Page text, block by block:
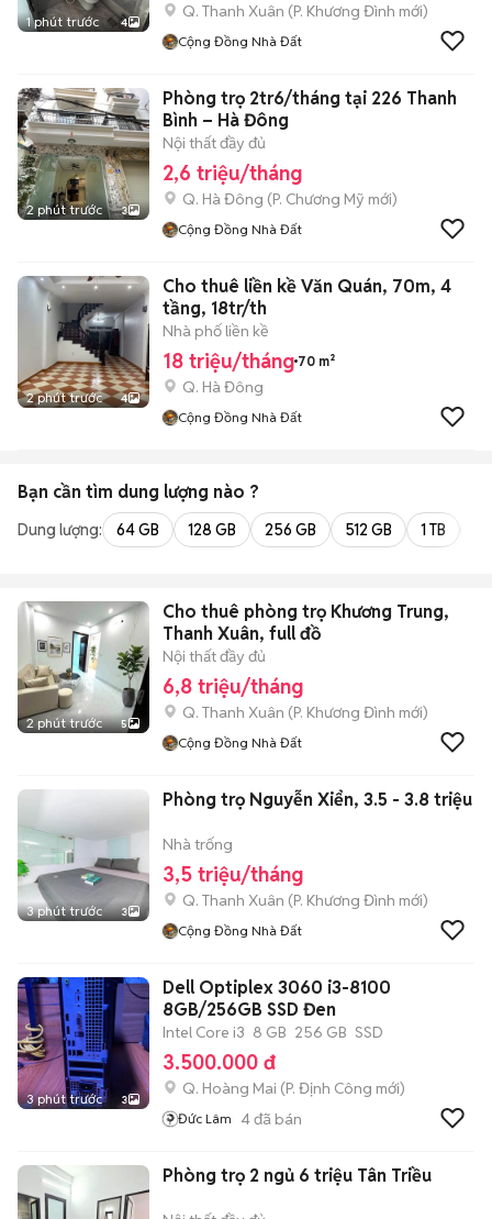
1 phút trước 4
Q. Thanh Xuân (P. Khương Đình mới)
Cộng Đồng Nhà Đất
2 phút trước 3
Phòng trọ 2tr6/tháng tại 226 Thanh
Bình – Hà Đông
Nội thất đầy đủ
2,6 triệu/tháng
Q. Hà Đông (P. Chương Mỹ mới)
Cộng Đồng Nhà Đất
2 phút trước 4
Cho thuê liền kề Văn Quán, 70m, 4
tầng, 18tr/th
Nhà phố liền kề
18 triệu/tháng 70 m²
Q. Hà Đông
Cộng Đồng Nhà Đất
Bạn cần tìm dung lượng nào ?
Dung lượng: 64 GB 128 GB 256 GB 512 GB 1 TB
2 phút trước 5
Cho thuê phòng trọ Khương Trung,
Thanh Xuân, full đồ
Nội thất đầy đủ
6,8 triệu/tháng
Q. Thanh Xuân (P. Khương Đình mới)
Cộng Đồng Nhà Đất
3 phút trước 3
Phòng trọ Nguyễn Xiển, 3.5 - 3.8 triệu
Nhà trống
3,5 triệu/tháng
Q. Thanh Xuân (P. Khương Đình mới)
Cộng Đồng Nhà Đất
3 phút trước 3
Dell Optiplex 3060 i3-8100
8GB/256GB SSD Đen
Intel Core i3 8 GB 256 GB SSD
3.500.000 đ
Q. Hoàng Mai (P. Định Công mới)
Đức Lâm 4đã bán
Phòng trọ 2 ngủ 6 triệu Tân Triều